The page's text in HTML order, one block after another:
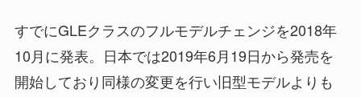
すでにGLEクラスのフルモデルチェンジを2018年
10月に発表。日本では2019年6月19日から発売を
開始しており同様の変更を行い旧型モデルよりも